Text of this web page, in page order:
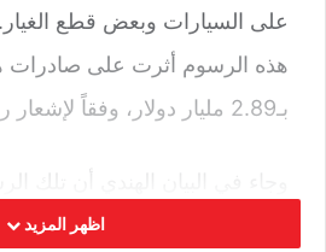
على السيارات وبعض قطع
هذه الرسوم أثرت على صادرات
بـ2.89 مليار دولار، وفقاً لإشعار رسمي من المنظمة.
وقائية»، وهو توصيف قانوني قد
اظهر المزيد